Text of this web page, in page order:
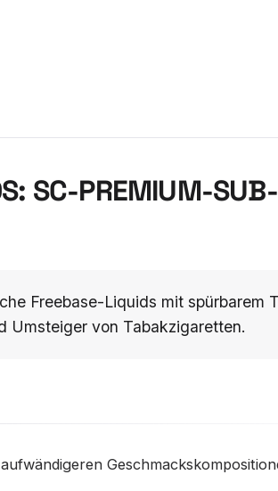
SC-PREMIUM-
Freebase-Liquids mit spürbarem
Umsteiger von Tabakzigaretten.